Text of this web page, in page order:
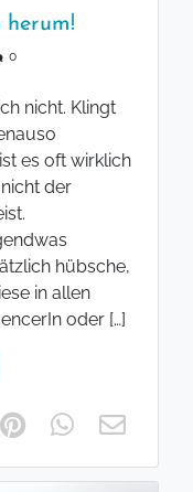
herum!
0
nicht. Klingt
es oft wirklich
der
hübsche,
in allen
oder […]